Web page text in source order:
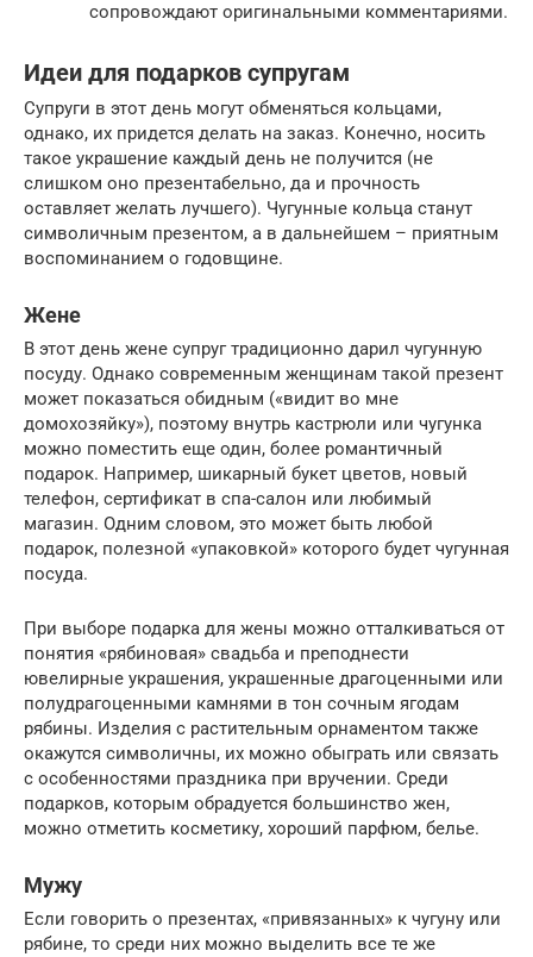
сопровождают оригинальными комментариями.
Идеи для подарков супругам
Супруги в этот день могут обменяться кольцами,
однако, их придется делать на заказ. Конечно, носить
такое украшение каждый день не получится (не
слишком оно презентабельно, да и прочность
оставляет желать лучшего). Чугунные кольца станут
символичным презентом, а в дальнейшем – приятным
воспоминанием о годовщине.
Жене
В этот день жене супруг традиционно дарил чугунную
посуду. Однако современным женщинам такой презент
может показаться обидным («видит во мне
домохозяйку»), поэтому внутрь кастрюли или чугунка
можно поместить еще один, более романтичный
подарок. Например, шикарный букет цветов, новый
телефон, сертификат в спа-салон или любимый
магазин. Одним словом, это может быть любой
подарок, полезной «упаковкой» которого будет чугунная
посуда.
При выборе подарка для жены можно отталкиваться от
понятия «рябиновая» свадьба и преподнести
ювелирные украшения, украшенные драгоценными или
полудрагоценными камнями в тон сочным ягодам
рябины. Изделия с растительным орнаментом также
окажутся символичны, их можно обыграть или связать
с особенностями праздника при вручении. Среди
подарков, которым обрадуется большинство жен,
можно отметить косметику, хороший парфюм, белье.
Мужу
Если говорить о презентах, «привязанных» к чугуну или
рябине, то среди них можно выделить все те же